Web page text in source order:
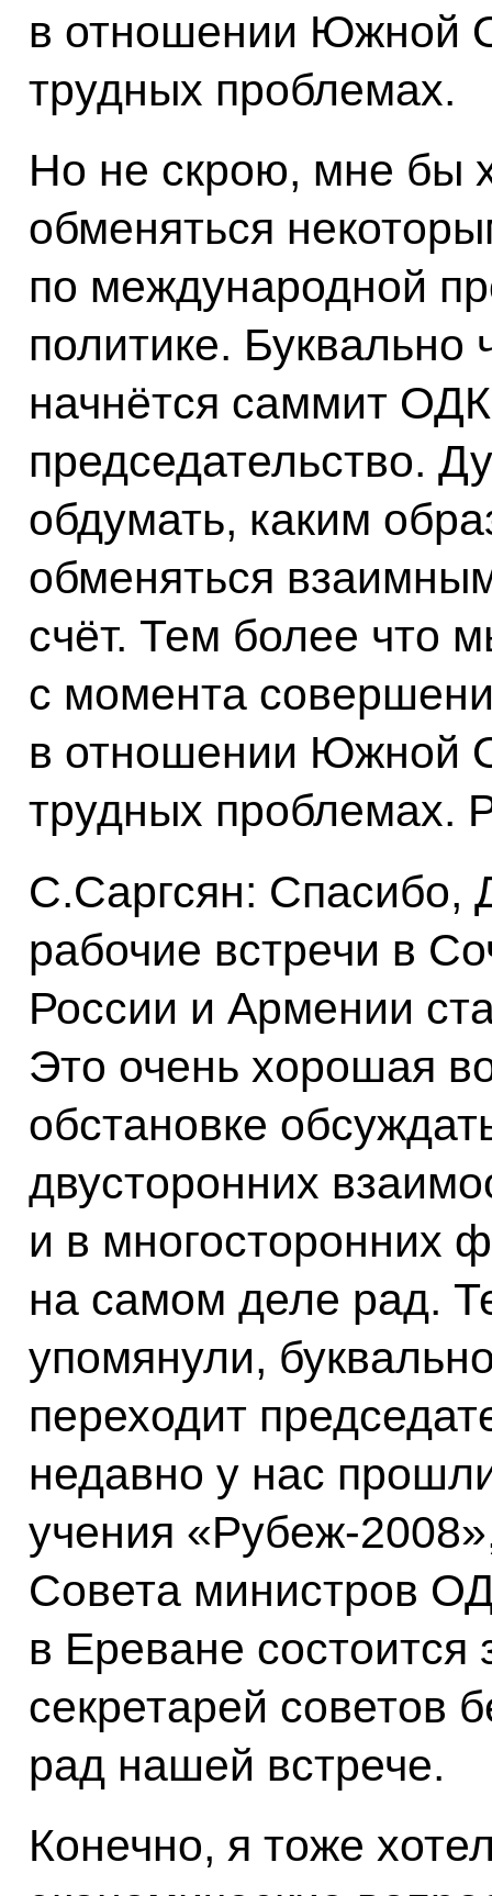
в отношении Южной
трудных проблемах.
Но не скрою, мне бы
обменяться
по международной
политике. Буквально
начнётся саммит
председательство.
обдумать, каким
обменяться
счёт. Тем более что
с момента
в отношении Южной
трудных проблемах.
С.Саргсян: Спасибо,
рабочие встречи в
России и Армении
Это очень хорошая
обстановке
двусторонних
и в многосторонних
на самом деле рад.
упомянули,
переходит
недавно у нас
учения «Рубеж-
Совета министров
в Ереване состоится
секретарей советов
рад нашей встрече.
Конечно, я тоже